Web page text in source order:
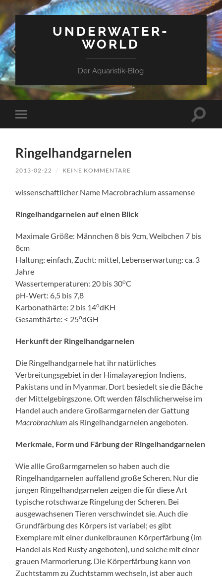
UNDERWATER-
WORLD
Der Aquaristik-Blog
Mobile-
Menü
Ringelhandgarnelen
2013-02-22 / KEINE KOMMENTARE
wissenschaftlicher Name Macrobrachium assamense
Ringelhandgarnelen auf einen Blick
Maximale Größe: Männchen 8 bis 9cm, Weibchen 7 bis
8cm
Haltung: einfach, Zucht: mittel, Lebenserwartung: ca. 3
Jahre
Wassertemperaturen: 20 bis 30oC
pH-Wert: 6,5 bis 7,8
Karbonathärte: 2 bis 14odKH
Gesamthärte: < 25odGH
Herkunft der Ringelhandgarnelen
Die Ringelhandgarnele hat ihr natürliches
Verbreitungsgebiet in der Himalayaregion Indiens,
Pakistans und in Myanmar. Dort besiedelt sie die Bäche
der Mittelgebirgszone. Oft werden fälschlicherweise im
Handel auch andere Großarmgarnelen der Gattung
Macrobrachium als Ringelhandgarnelen angeboten.
Merkmale, Form und Färbung der Ringelhandgarnelen
Wie allle Großarmgarnelen so haben auch die
Ringelhandgarnelen auffallend große Scheren. Nur die
jungen Ringelhandgarnelen zeigen die für diese Art
typische rotschwarze Ringelung der Scheren. Bei
ausgewachsenen Tieren verschwindet sie. Auch die
Grundfärbung des Körpers ist variabel; es gibt
Exemplare mit einer dunkelbraunen Körperfärbung (im
Handel als Red Rusty angeboten), und solche mit einer
grauen Marmorierung. Die Körperfärbung kann von
Zuchtstamm zu Zuchtstamm wechseln, ist aber auch